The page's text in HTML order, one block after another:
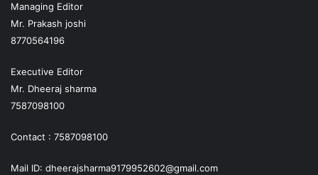
Managing Editor
Mr. Prakash joshi
8770564196
Executive Editor
Mr. Dheeraj sharma
7587098100
Contact : 7587098100
Mail ID: dheerajsharma9179952602@gmail.com